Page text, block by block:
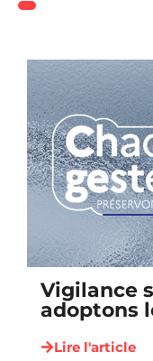
Vigilance
adoptons
Lire l'article